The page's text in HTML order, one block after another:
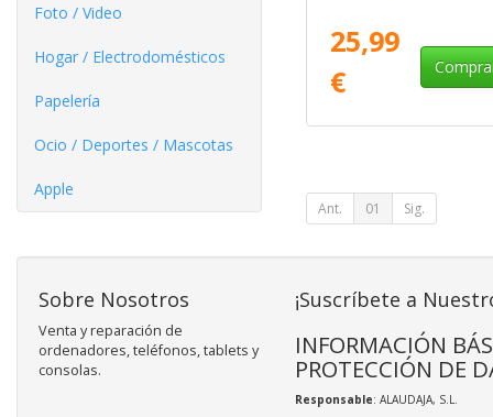
Foto / Video
Hogar / Electrodomésticos
Papelería
Ocio / Deportes / Mascotas
Apple
25,99
€
Ant. 01 Sig.
Sobre Nosotros
Venta y reparación de
ordenadores, teléfonos, tablets y
consolas.
¡Suscríbete a
INFORMACIÓN
PROTECCIÓN DE
Responsable: ALAUDAJA, S.L.